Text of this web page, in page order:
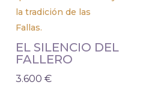
EL SILENCIO DEL
FALLERO
3.600€